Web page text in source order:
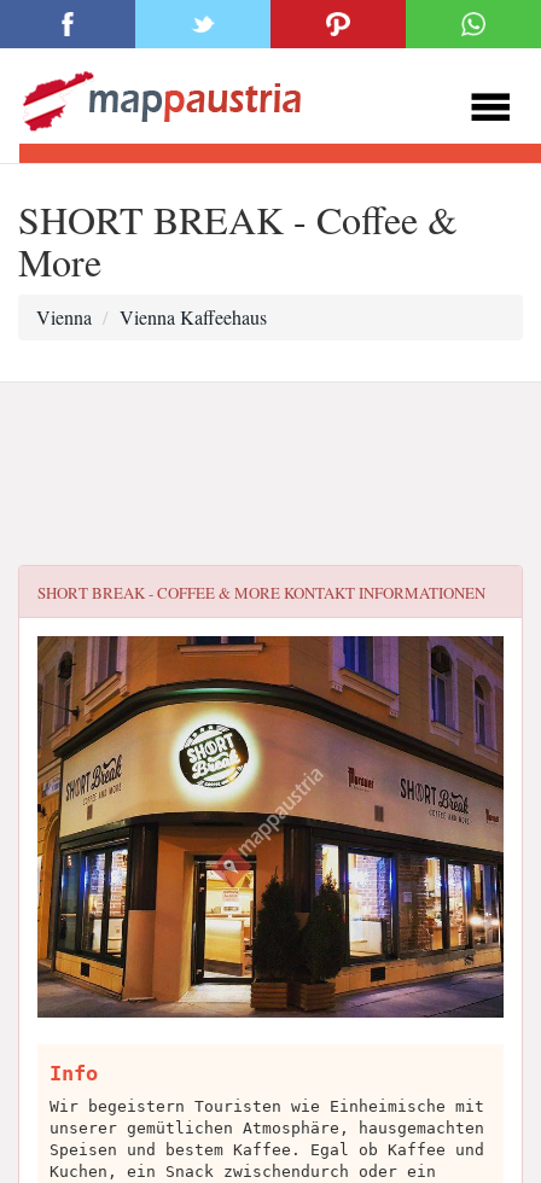
SHORT BREAK - Coffee &
More
Vienna Vienna Kaffeehaus
SHORT BREAK - COFFEE & MOREKONTAKT INFORMATIONEN
Info
Wir begeistern Touristen wie Einheimische mit
unserer gemütlichen Atmosphäre, hausgemachten
Speisen und bestem Kaffee. Egal ob Kaffee und
Kuchen, ein Snack zwischendurch oder ein